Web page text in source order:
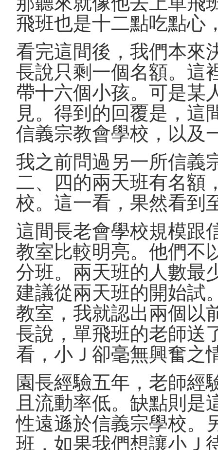
飛班也是十二點吃點心
看完這間後，我們本來
長說只剩一個名額。這
帶十六個小孩。可是某
見。得到的回覆是，這
信義宗教會學校，以及
我之前問過另一所信義
二、四的兩天班有名額
校。這一看，果然看到
這間長老會學校規模跟
教室比較明亮。他們不
分班。兩天班的人數最
建議從兩天班的開始試
教室，我就認出兩個以
長說，單飛班的老師送
看，小Ｊ卻毫無興奮之
園長經驗五年，老師經
且流動率低。缺點則是
性遠遜於信義宗學校。
班，如果我們想讓小Ｊ